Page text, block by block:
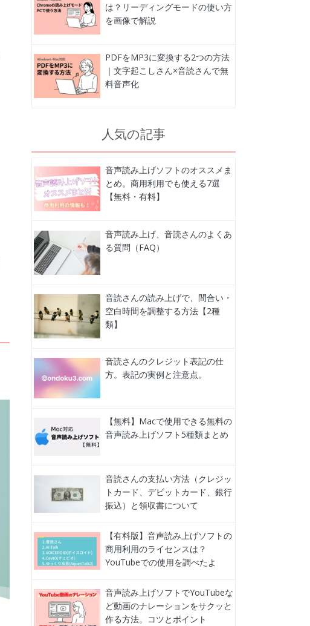
は？リーディングモードの使い方
を画像で解説
PDFをMP3に変換する2つの方法
｜文字起こしさん×音読さんで無
料音声化
人気の記事
音声読み上げソフトのオススメま
とめ。商用利用でも使える7選
【無料・有料】
音声読み上げ、音読さんのよくあ
る質問（FAQ）
音読さんの読み上げで、間合い・
空白時間を調整する方法【2種
類】
音読さんのクレジット表記の仕
方。表記の実例と注意点。
【無料】Macで使用できる無料の
音声読み上げソフト5種類まとめ
音読さんの支払い方法（クレジッ
トカード、デビットカード、銀行
振込）と領収書について
【有料版】音声読み上げソフトの
商用利用のライセンスは？
YouTubeでの使用を調べたよ
音声読み上げソフトでYouTubeな
ど動画のナレーションをサクッと
作る方法。コツとポイント